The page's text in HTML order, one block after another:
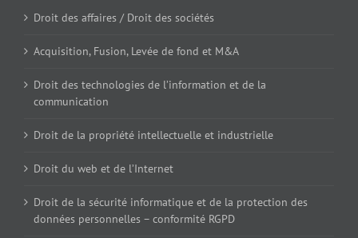
Droit des affaires / Droit des sociétés
Acquisition, Fusion, Levée de fond et M&A
Droit des technologies de l’information et de la
communication
Droit de la propriété intellectuelle et industrielle
Droit du web et de l’Internet
Droit de la sécurité informatique et de la protection des
données personnelles – conformité RGPD